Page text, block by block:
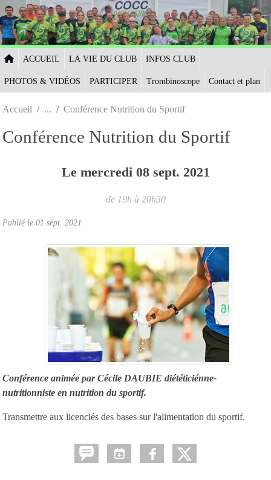
ACCUEIL LA VIE DU CLUB INFOS CLUB
PHOTOS & VIDÉOS PARTICIPER Trombinoscope Contact et plan
Accueil Conférence Nutrition du Sportif
Conférence Nutrition du Sportif
Le mercredi 08 sept. 2021
de 19h à 20h30
Publié le 01 sept. 2021
Conférence animée par Cécile DAUBIE diététiciénne-
nutritionniste en nutrition du sportif.
Transmettre aux licenciés des bases sur l'alimentation du sportif.
Panneau de gestion des cookies